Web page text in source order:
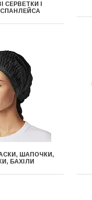
СЕРВЕТКИ І
ШАПОЧКИ,
БАХІЛИ